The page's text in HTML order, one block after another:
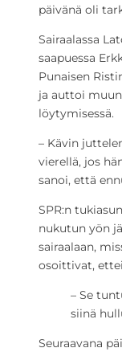
päivänä oli
Sairaalassa
saapuessa
Punaisen
ja auttoi
löytymisessä.
– Kävin
vierellä, jos
sanoi, että
SPR:n
nukutun yön
sairaalaan,
osoittivat,
– Se
siinä
Seuraavana